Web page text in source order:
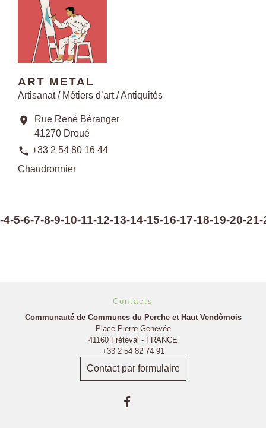
ART METAL
Artisanat / Métiers d’art / Antiquités
location_on
Rue René Béranger
41270 Droué
phone +33 2 54 80 16 44
Chaudronnier
-4-5-6-7-8-9-10-11-12-13-14-15-16-17-18-19-20-21-
Contacts
Communauté de Communes du Perche et Haut Vendômois
Place Pierre Genevée
41160 Fréteval - FRANCE
+33 2 54 82 74 91
Contact par formulaire